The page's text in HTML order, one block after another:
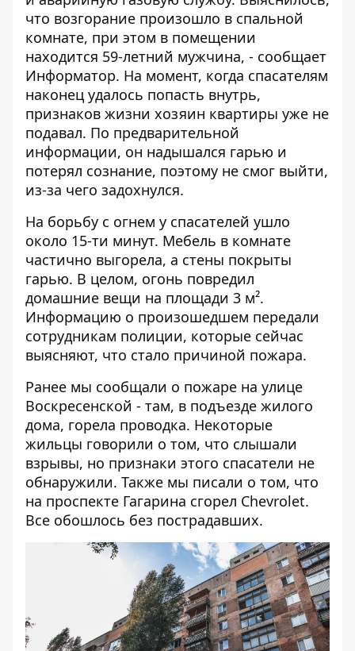
что возгорание произошло в спальной
комнате, при этом в помещении
находится 59-летний мужчина, - сообщает
Информатор. На момент, когда спасателям
наконец удалось попасть внутрь,
признаков жизни хозяин квартиры уже не
подавал. По предварительной
информации, он надышался гарью и
потерял сознание, поэтому не смог выйти,
из-за чего задохнулся.
На борьбу с огнем у спасателей ушло
около 15-ти минут. Мебель в комнате
частично выгорела, а стены покрыты
гарью. В целом, огонь повредил
домашние вещи на площади 3 м².
Информацию о произошедшем передали
сотрудникам полиции, которые сейчас
выясняют, что стало причиной пожара.
Ранее мы сообщали о пожаре на улице
Воскресенской - там, в подъезде жилого
дома, горела проводка. Некоторые
жильцы говорили о том, что слышали
взрывы, но признаки этого спасатели не
обнаружили. Также мы писали о том, что
на проспекте Гагарина сгорел Chevrolet.
Все обошлось без пострадавших.